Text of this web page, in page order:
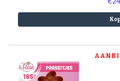
Gingerbread Latte
Laagjes Koffie
Nagerechten en gebak